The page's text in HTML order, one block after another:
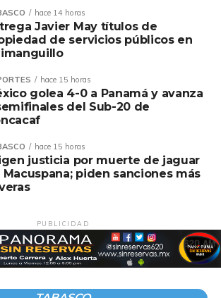
hace 14 horas
Javier May títulos de
de servicios públicos en
hace 15 horas
golea 4-0 a Panamá y avanza
del Sub-20 de
hace 15 horas
justicia por muerte de jaguar
Macuspana; piden sanciones más
PUBLICIDAD